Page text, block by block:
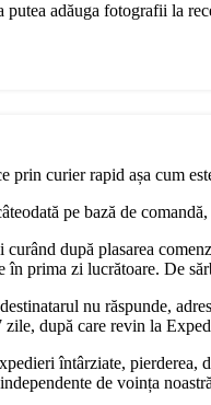
adăuga fotografii la
prin curier rapid așa cum
pe bază de
curând după plasarea
în prima zi lucrătoare. De
nu răspunde,
după care revin la
întârziate, pierderea,
de voința